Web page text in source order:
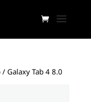
/ Galaxy Tab 4 8.0